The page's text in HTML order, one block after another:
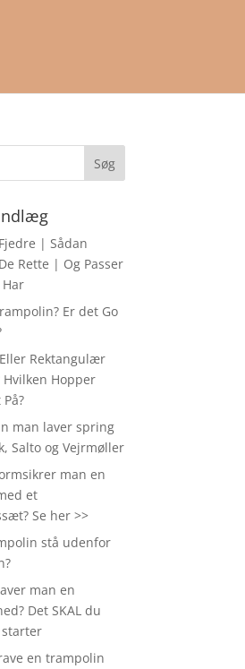
| Sådan
Rette | Og Passer
Har
Er det Go
Rektangulær
Hopper
man laver spring
Salto og Vejrmøller
man en
et
Se her >>
stå udenfor
man en
Det SKAL du
en trampolin